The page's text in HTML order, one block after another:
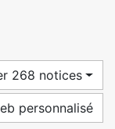
268 notices
personnalisé